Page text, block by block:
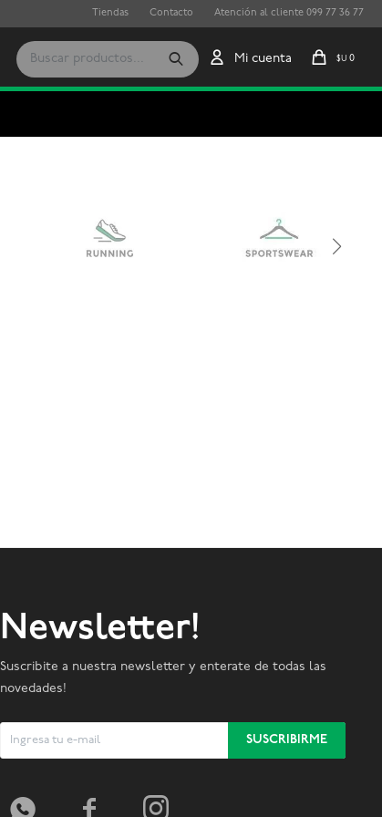
$U 0
Tiendas Contacto Atención al cliente 099 77 36 77
Newsletter!
Suscribite a nuestra newsletter y enterate de todas las
novedades!
SUSCRIBIRME
  